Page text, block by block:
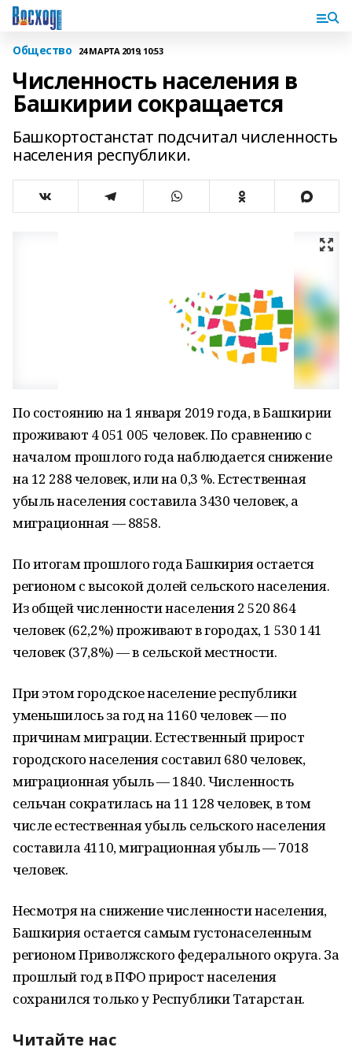
Общество 24 МАРТА 2019, 10:53
Численность населения в
Башкирии сокращается
Башкортостанстат подсчитал численность
населения республики.
По состоянию на 1 января 2019 года, в Башкирии
проживают 4 051 005 человек. По сравнению с
началом прошлого года наблюдается снижение
на 12 288 человек, или на 0,3 %. Естественная
убыль населения составила 3430 человек, а
миграционная — 8858.
По итогам прошлого года Башкирия остается
регионом с высокой долей сельского населения.
Из общей численности населения 2 520 864
человек (62,2%) проживают в городах, 1 530 141
человек (37,8%) — в сельской местности.
При этом городское население республики
уменьшилось за год на 1160 человек — по
причинам миграции. Естественный прирост
городского населения составил 680 человек,
миграционная убыль — 1840. Численность
сельчан сократилась на 11 128 человек, в том
числе естественная убыль сельского населения
составила 4110, миграционная убыль — 7018
человек.
Несмотря на снижение численности населения,
Башкирия остается самым густонаселенным
регионом Приволжского федерального округа. За
прошлый год в ПФО прирост населения
сохранился только у Республики Татарстан.
Читайте нас